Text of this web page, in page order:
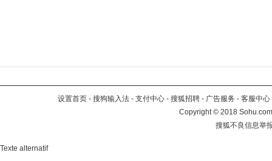
设置首页 - 搜狗输入法 - 支付中心 - 搜狐招聘 - 广告服务 - 客服中心
Copyright©2018
搜狐不良信息举
Texte alternatif